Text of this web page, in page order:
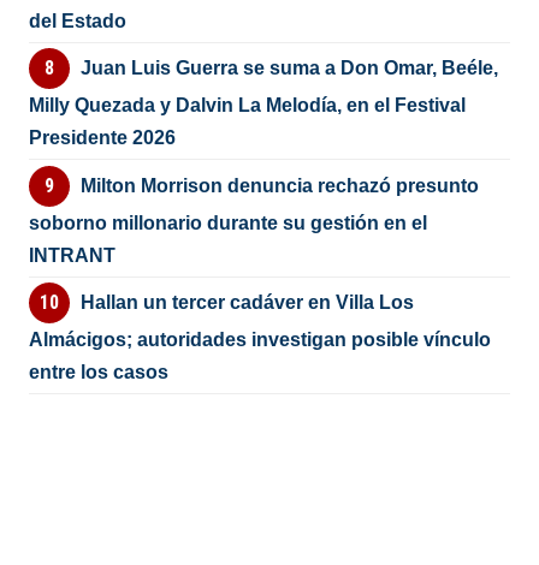
del Estado
Juan Luis Guerra se suma a Don Omar, Beéle,
Milly Quezada y Dalvin La Melodía, en el Festival
Presidente 2026
Milton Morrison denuncia rechazó presunto
soborno millonario durante su gestión en el
INTRANT
Hallan un tercer cadáver en Villa Los
Almácigos; autoridades investigan posible vínculo
entre los casos